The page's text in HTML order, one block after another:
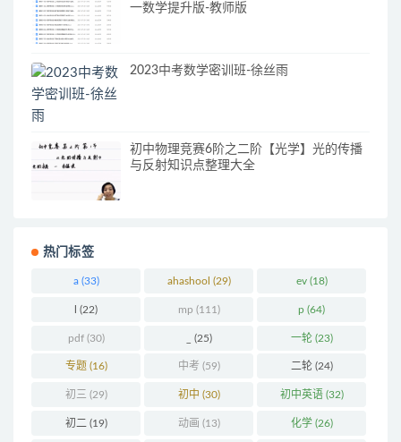
一数学提升版-教师版
2023中考数学密训班-徐丝雨
初中物理竞赛6阶之二阶【光学】光的传播
与反射知识点整理大全
热门标签
a(33) ahashool (29) ev(18)
(22) mp (111) p (64)
pdf(30) (25) 一轮(23)
专题(16) 中考 (59) 二轮(24)
初三 (29) 初中 (30) 初中英语(32)
初二 (19) 动画 (13) 化学(26)